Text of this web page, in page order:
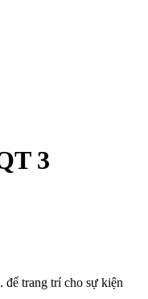
3
trang trí cho sự kiện